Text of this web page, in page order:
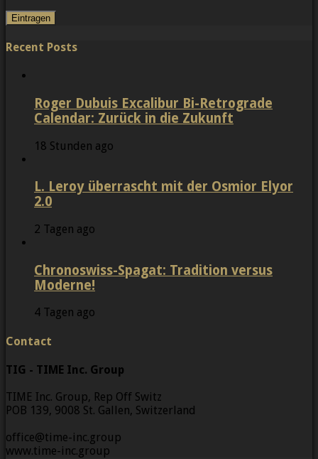
Recent Posts
Roger Dubuis Excalibur Bi-Retrograde
Calendar: Zurück in die Zukunft
18 Stunden ago
L. Leroy überrascht mit der Osmior Elyor
2.0
2 Tagen ago
Chronoswiss-Spagat: Tradition versus
Moderne!
4 Tagen ago
Contact
TIG - TIME Inc. Group
TIME Inc. Group, Rep Off Switz
POB 139, 9008 St. Gallen, Switzerland
office@time-inc.group
www.time-inc.group